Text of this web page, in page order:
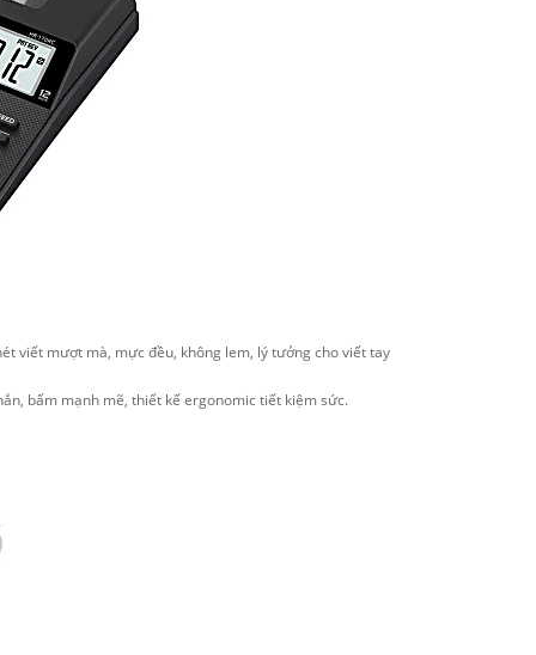
viết mượt mà, mực đều, không lem, lý tưởng cho viết tay
bấm mạnh mẽ, thiết kế ergonomic tiết kiệm sức.